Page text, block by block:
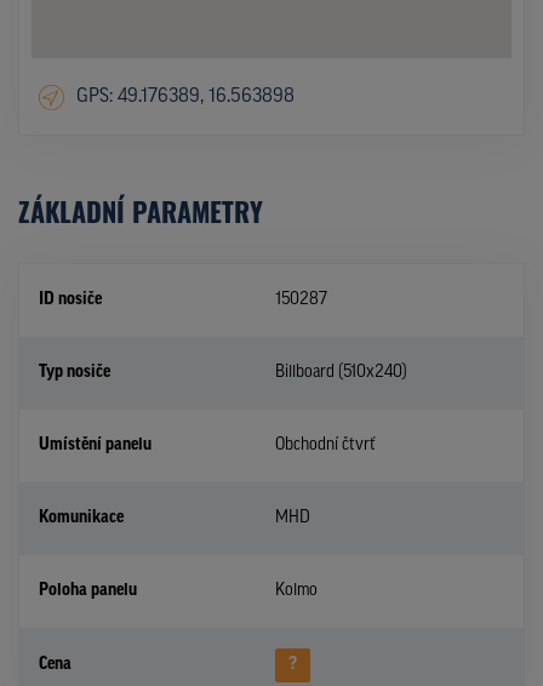
GPS: 49.176389, 16.563898
ZÁKLADNÍ PARAMETRY
ID nosiče 150287
Typ nosiče Billboard (510x240)
Umístění panelu Obchodní čtvrť
Komunikace MHD
Poloha panelu Kolmo
Cena ?